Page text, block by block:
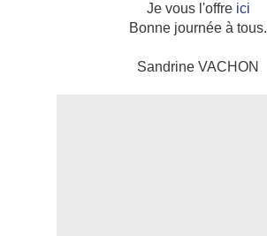
Je vous l'offre ici
Bonne journée à tous.
Sandrine VACHON